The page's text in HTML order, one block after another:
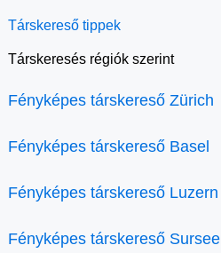
Társkereső tippek
Társkeresés régiók szerint
Fényképes társkereső Zürich
Fényképes társkereső Basel
Fényképes társkereső Luzern
Fényképes társkereső Sursee